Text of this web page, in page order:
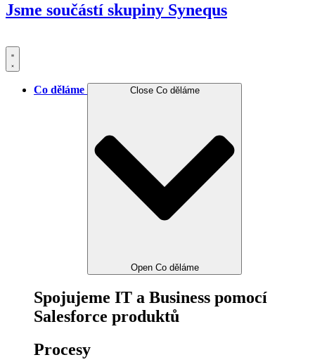
Jsme součástí skupiny Synequs
Co děláme Close Co děláme
Open Co děláme
Spojujeme IT a Business pomocí
Salesforce produktů
Procesy